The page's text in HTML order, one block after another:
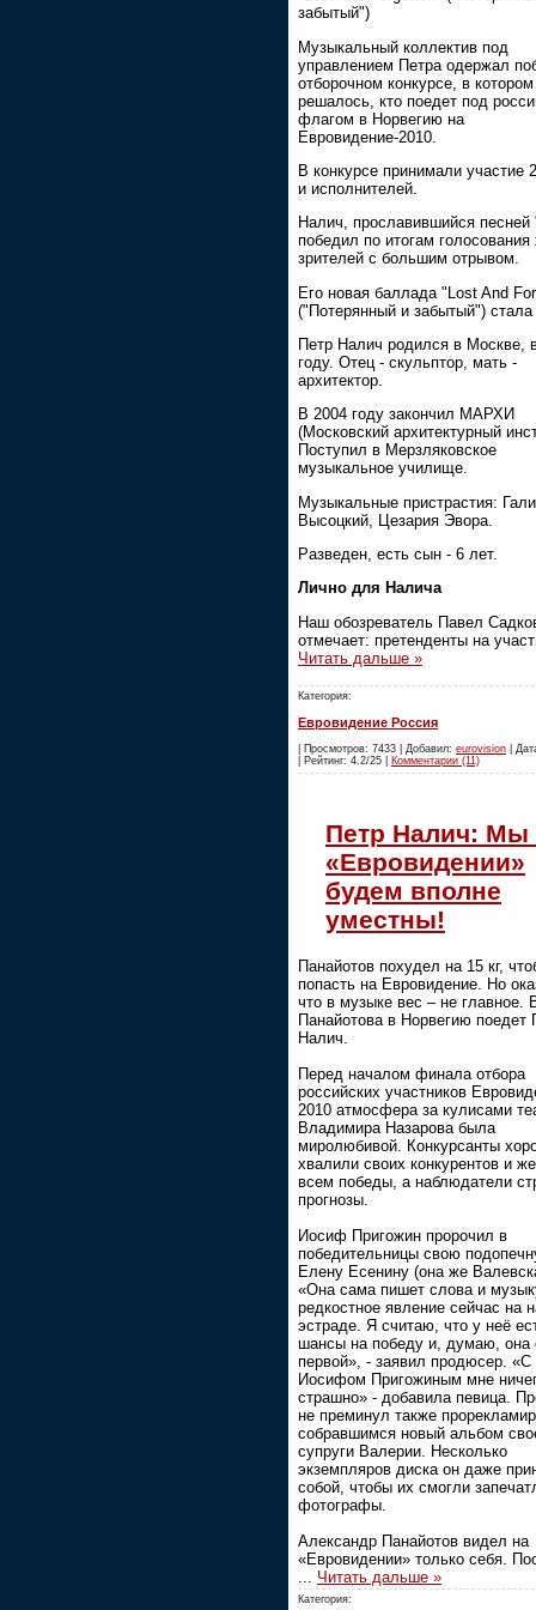
забытый")
Музыкальный коллектив под
управлением Петра одержал
отборочном конкурсе, в котором
решалось, кто поедет под
флагом в Норвегию на
Евровидение-2010.
В конкурсе принимали участие
и исполнителей.
Налич, прославившийся песней
победил по итогам
зрителей с большим отрывом.
Его новая баллада "Lost And
("Потерянный и забытый") стала
Петр Налич родился в Москве,
году. Отец - скульптор, мать -
архитектор.
В 2004 году закончил МАРХИ
(Московский архитектурный
Поступил в Мерзляковское
музыкальное училище.
Музыкальные пристрастия:
Высоцкий, Цезария Эвора.
Разведен, есть сын - 6 лет.
Лично для Налича
Наш обозреватель Павел
отмечает: претенденты на
Читать дальше »
Категория:
Евровидение Россия
| Просмотров: 7433 | Добавил: eurovision |
| Рейтинг: 4.2/25 | Комментарии (11)
Петр Налич: Мы
«Евровидении»
будем вполне
уместны!
Панайотов похудел на 15 кг,
попасть на Евровидение. Но
что в музыке вес – не главное.
Панайотова в Норвегию поедет
Налич.
Перед началом финала отбора
российских участников
2010 атмосфера за кулисами
Владимира Назарова была
миролюбивой. Конкурсанты
хвалили своих конкурентов и
всем победы, а наблюдатели
прогнозы.
Иосиф Пригожин пророчил в
победительницы свою
Елену Есенину (она же
«Она сама пишет слова и
редкостное явление сейчас на
эстраде. Я считаю, что у неё
шансы на победу и, думаю, она
первой», - заявил продюсер. «С
Иосифом Пригожиным мне
страшно» - добавила певица.
не преминул также
собравшимся новый альбом
супруги Валерии. Несколько
экземпляров диска он даже
собой, чтобы их смогли
фотографы.
Александр Панайотов видел на
«Евровидении» только себя.
... Читать дальше »
Категория: